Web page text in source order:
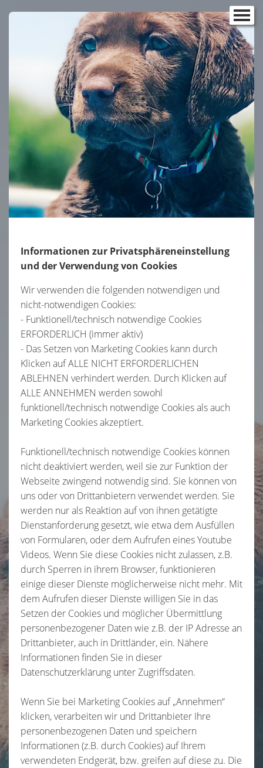
Startseite
Unsere Rüden
Gästebuch
Informationen zur Privatsphäreneinstellung
und der Verwendung von Cookies
Wir verwenden die folgenden notwendigen und
nicht-notwendigen Cookies:
- Funktionell/technisch notwendige Cookies
ERFORDERLICH (immer aktiv)
- Das Setzen von Marketing Cookies kann durch
Klicken auf ALLE NICHT ERFORDERLICHEN
ABLEHNEN verhindert werden. Durch Klicken auf
ALLE ANNEHMEN werden sowohl
funktionell/technisch notwendige Cookies als auch
Marketing Cookies akzeptiert.
Funktionell/technisch notwendige Cookies können
nicht deaktiviert werden, weil sie zur Funktion der
Webseite zwingend notwendig sind. Sie können von
uns oder von Drittanbietern verwendet werden. Sie
werden nur als Reaktion auf von ihnen getätigte
Dienstanforderung gesetzt, wie etwa dem Ausfüllen
von Formularen, oder dem Aufrufen eines Youtube
Videos. Wenn Sie diese Cookies nicht zulassen, z.B.
durch Sperren in ihrem Browser, funktionieren
einige dieser Dienste möglicherweise nicht mehr. Mit
dem Aufrufen dieser Dienste willigen Sie in das
Setzen der Cookies und möglicher Übermittlung
personenbezogener Daten wie z.B. der IP Adresse an
Drittanbieter, auch in Drittländer, ein. Nähere
Informationen finden Sie in dieser
Datenschutzerklärung unter Zugriffsdaten.
Wenn Sie bei Marketing Cookies auf „Annehmen“
klicken, verarbeiten wir und Drittanbieter Ihre
personenbezogenen Daten und speichern
Informationen (z.B. durch Cookies) auf Ihrem
verwendeten Endgerät, bzw. greifen auf diese zu. Die